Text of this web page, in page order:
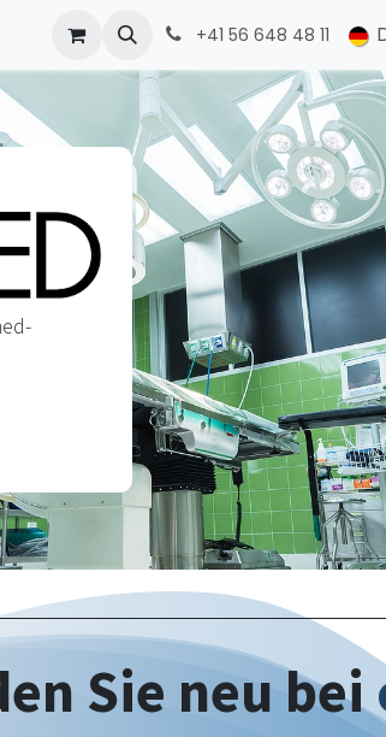
Kontakt +41 56 648 48 11
Sie neu bei